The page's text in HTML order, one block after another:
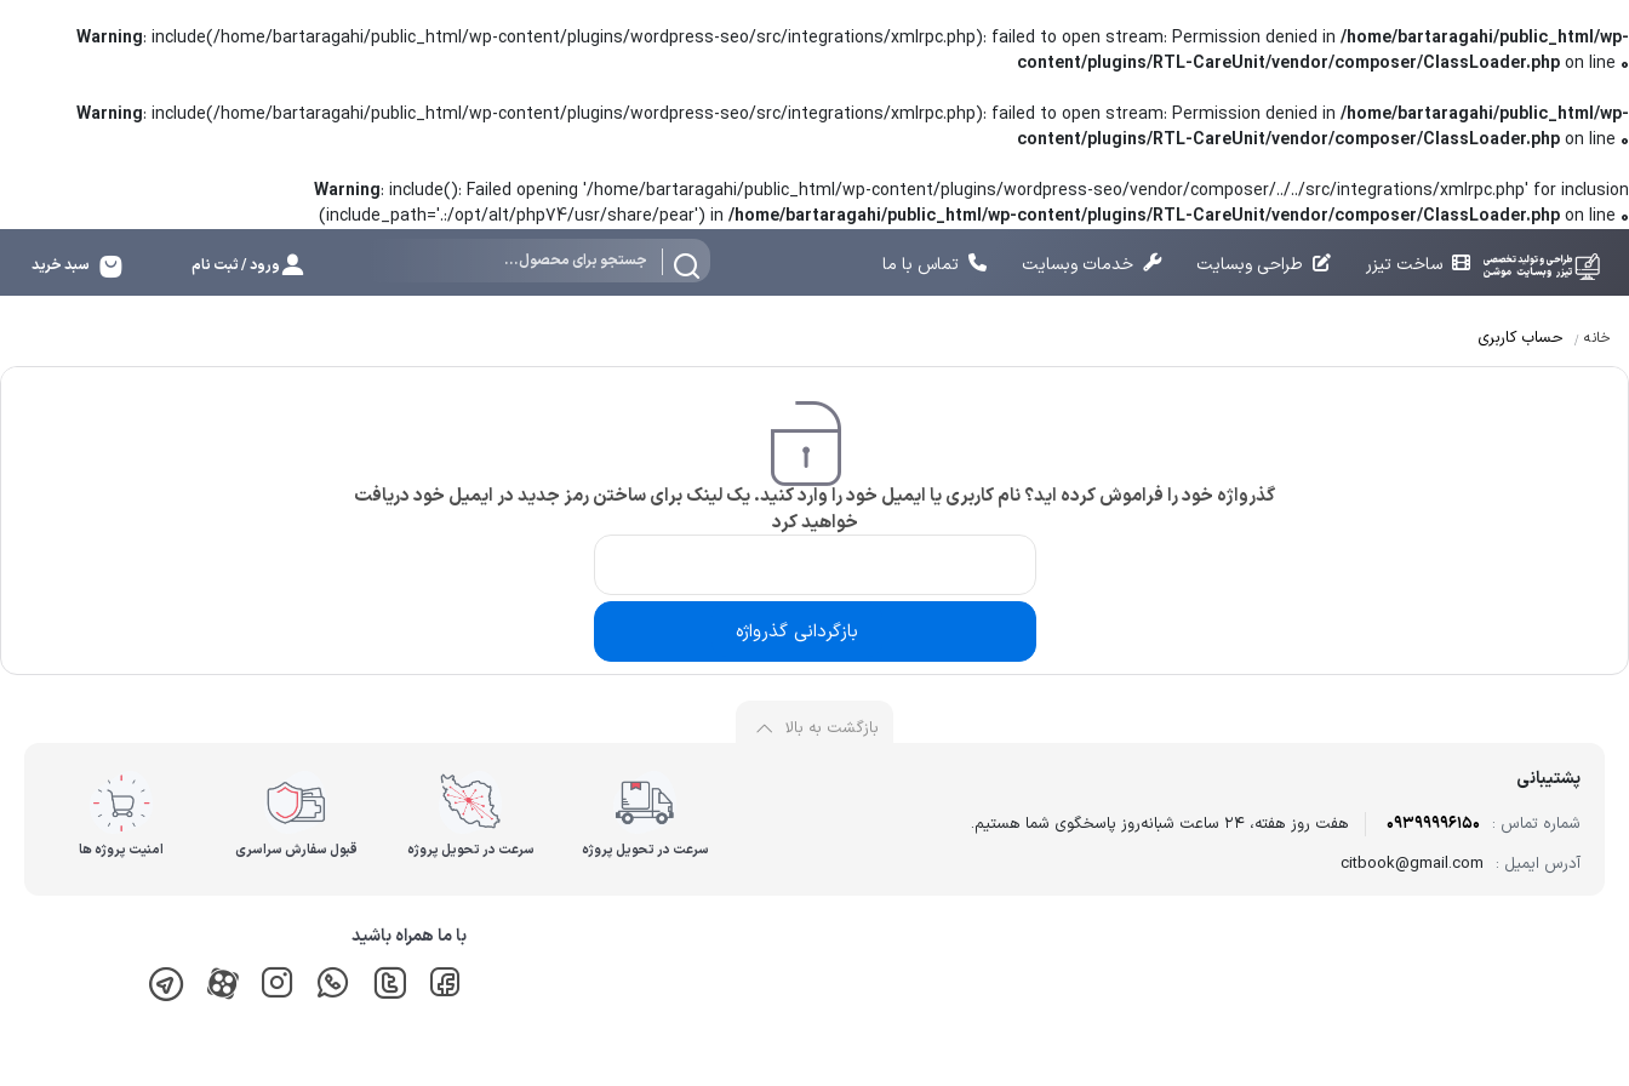
Warning: include(/home/bartaragahi/public_html/wp-content/plugins/wordpress-seo/src/integrations/xmlrpc.php): failed to open stream: Permission denied in /home/bartaragahi/public_html/wp-
content/plugins/RTL-CareUnit/vendor/composer/ClassLoader.phpon line 0
Warning: include(/home/bartaragahi/public_html/wp-content/plugins/wordpress-seo/src/integrations/xmlrpc.php): failed to open stream: Permission denied in /home/bartaragahi/public_html/wp-
content/plugins/RTL-CareUnit/vendor/composer/ClassLoader.phpon line 0
Warning: include(): Failed opening '/home/bartaragahi/public_html/wp-content/plugins/wordpress-seo/vendor/composer/../../src/integrations/xmlrpc.php' for inclusion
(include_path='.:/opt/alt/php74/usr/share/pear') in /home/bartaragahi/public_html/wp-content/plugins/RTL-CareUnit/vendor/composer/ClassLoader.phpon line 0
ساخت تیزر
طراحی وبسایت خدمات وبسایت تماس با ما ورود / ثبت نام سبد خرید
خانه حساب کاربری
گذرواژه خود را فراموش کرده اید؟ نام کاربری یا ایمیل خود را وارد کنید. یک لینک برای ساختن رمز جدید در ایمیل خود دریافت
خواهید کرد
بازگردانی گذرواژه
بازگشت به بالا
پشتیبانی
شماره تماس : 09399996150
هفت روز هفته، ۲۴ ساعت شبانه‌روز پاسخگوی شما هستیم.
آدرس ایمیل : citbook@gmail.com
سرعت در تحویل پروژه سرعت در تحویل پروژه قبول سفارش سراسری امنیت پروژه ها
با ما همراه باشید